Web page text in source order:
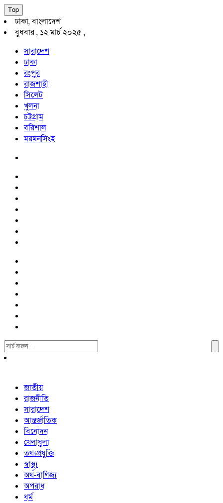
Top
ঢাকা, বাংলাদেশ
বুধবার , ১২ মার্চ ২০২৫ ,
সারাদেশ
ঢাকা
রংপুর
রাজশাহী
সিলেট
খুলনা
চট্টগ্রাম
বরিশাল
ময়মনসিংহ
Search
For:
জাতীয়
রাজনীতি
সারাদেশ
আন্তর্জাতিক
বিনোদন
খেলাধুলা
তথ্যপ্রযুক্তি
স্বাস্থ্য
অর্থ-বাণিজ্য
অপরাধ
ধর্ম